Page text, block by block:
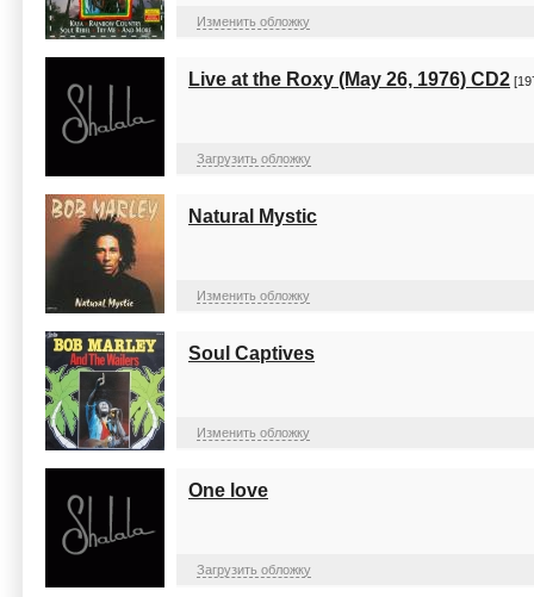
Изменить обложку
Live at the Roxy (May 26, 1976) CD2
Загрузить обложку
Natural Mystic
Изменить обложку
Soul Captives
Изменить обложку
One love
Загрузить обложку